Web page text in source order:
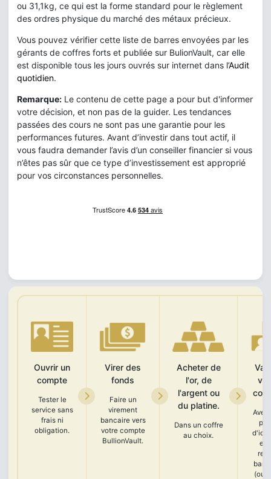
ou 31,1kg, ce qui est la forme standard pour le règlement
des ordres physique du marché des métaux précieux.
Vous pouvez vérifier cette liste de barres envoyées par les
gérants de coffres forts et publiée sur BulionVault, car elle
est disponible tous les jours ouvrés sur internet dans l’Audit
quotidien.
Remarque: Le contenu de cette page a pour but d'informer
votre décision, et non pas de la guider. Les tendances
passées des cours ne sont pas une garantie pour les
performances futures. Avant d’investir dans tout actif, il
vous faudra demander l’avis d’un conseiller financier si vous
n’êtes pas sûr que ce type d’investissement est approprié
pour vos circonstances personnelles.
Ouvrir un
compte
Tester le
service sans
frais ni
obligation.
Virer des
fonds
Faire un
virement
bancaire vers
votre compte
BullionVault.
Acheter de
l'or, de
l'argent ou
du platine.
Dans un coffre
au choix.
Avec
et
(ou